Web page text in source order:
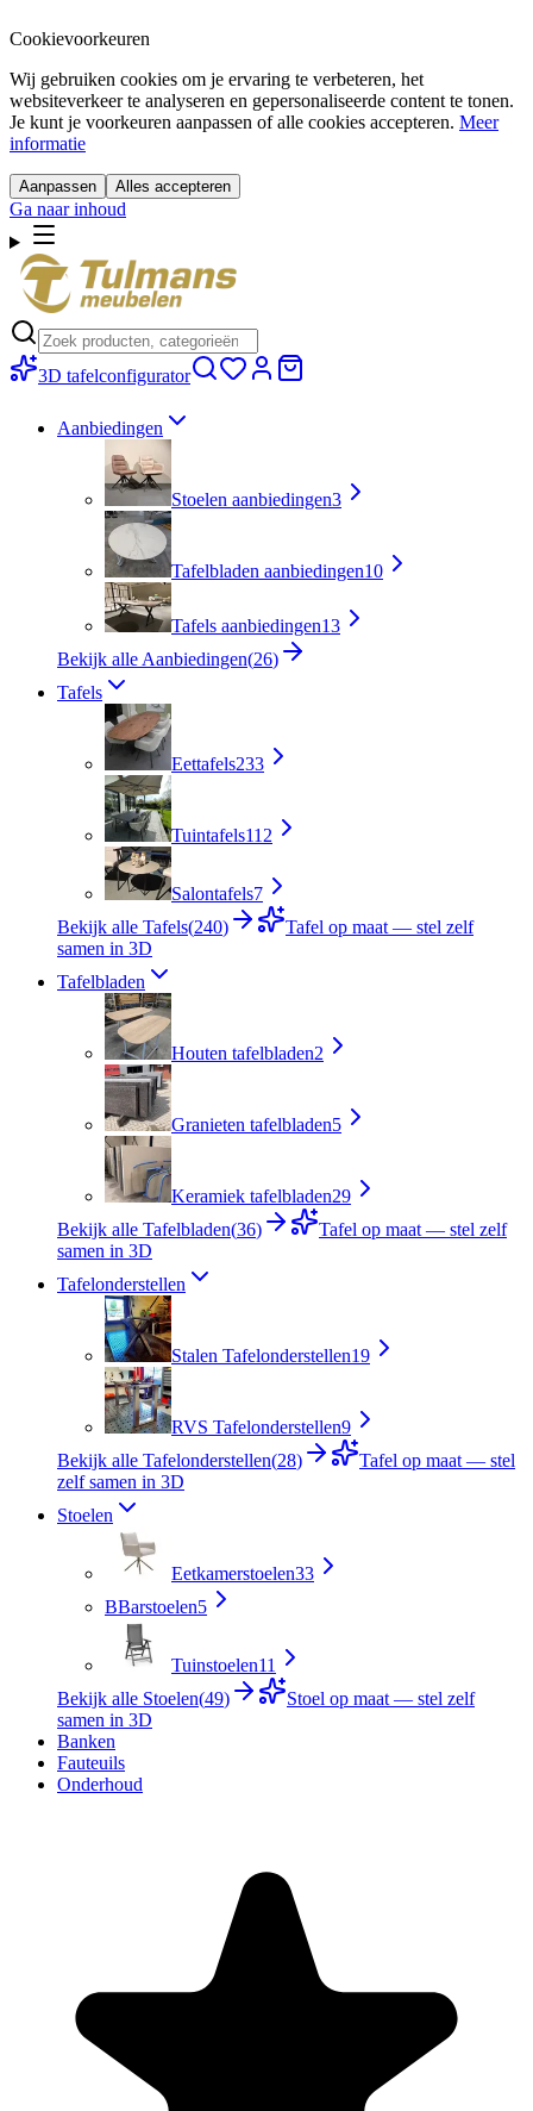
Cookievoorkeuren
Wij gebruiken cookies om je ervaring te verbeteren, het
websiteverkeer te analyseren en gepersonaliseerde content te tonen.
Je kunt je voorkeuren aanpassen of alle cookies accepteren. Meer
informatie
Aanpassen Alles accepteren
Ga naar inhoud
3D tafelconfigurator
Aanbiedingen
Stoelen aanbiedingen3
Tafelbladen aanbiedingen10
Tafels aanbiedingen13
Bekijk alle Aanbiedingen(26)
Tafels
Eettafels233
Tuintafels112
Salontafels7
Bekijk alle Tafels(240)
Tafel op maat — stel zelf
samen in 3D
Tafelbladen
Houten tafelbladen2
Granieten tafelbladen5
Keramiek tafelbladen29
Bekijk alle Tafelbladen(36)
Tafel op maat — stel zelf
samen in 3D
Tafelonderstellen
Stalen Tafelonderstellen19
RVS Tafelonderstellen9
Bekijk alle Tafelonderstellen(28)
Tafel op maat — stel
zelf samen in 3D
Stoelen
Eetkamerstoelen33
BBarstoelen5
Tuinstoelen11
Bekijk alle Stoelen(49)
Stoel op maat — stel zelf
samen in 3D
Banken
Fauteuils
Onderhoud